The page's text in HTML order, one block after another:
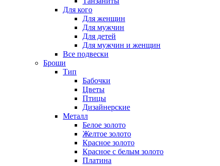
Для кого
Для женщин
Для мужчин
Для детей
Для мужчин и женщин
Все подвески
Броши
Тип
Бабочки
Цветы
Птицы
Дизайнерские
Металл
Белое золото
Желтое золото
Красное золото
Красное с белым золото
Платина